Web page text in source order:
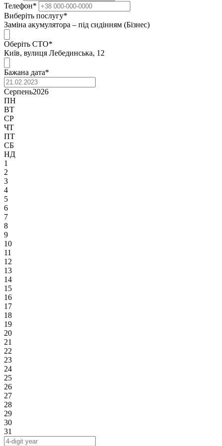
Телефон*
Виберіть послугу*
Заміна акумулятора – під сидінням (Бізнес)
Оберіть СТО*
Київ, вулиця Лебединська, 12
Бажана дата*
Серпень2026
ПН
ВТ
СР
ЧТ
ПТ
СБ
НД
1
2
3
4
5
6
7
8
9
10
11
12
13
14
15
16
17
18
19
20
21
22
23
24
25
26
27
28
29
30
31